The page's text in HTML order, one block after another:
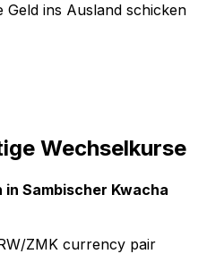
Geld ins Ausland schicken
Wechselkurse
Sambischer Kwacha
ZMK currency pair